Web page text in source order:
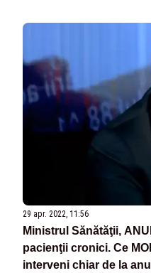
29 apr. 2022, 11:56
Ministrul Sănătăţii,
pacienţii cronici. Ce
interveni chiar de la anul